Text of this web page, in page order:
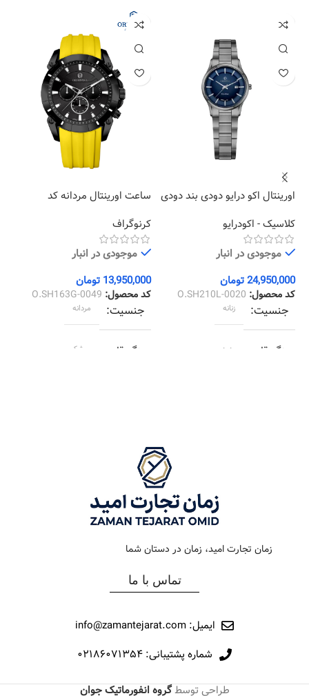
اورینتال اکو درایو دودی بند دودی
کلاسیک - اکودرایو
موجودی در انبار
24,950,000تومان
کد محصول: O.SH210L-0020
جنسیت زنانه
رنگ قاب دودی
کلاسیک – اکودرایو
ساعت اورینتال مردانه کد
کرنوگراف
موجودی در انبار
13,950,000 تومان
کد محصول: O.SH163G-0049
جنسیت مردانه
رنگ قاب مشکی
جنس بند
نوع ساعت
رفرانس
برند
زمان تجارت امید، زمان در دستان شما
تماس با ما
ایمیل: info@zamantejarat.com
شماره پشتیبانی: ۰۲۱۸۶۰۷۱۳۵۴
طراحی توسطگروه انفورماتیک جوان